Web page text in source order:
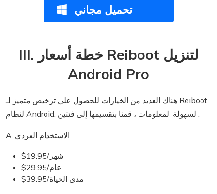
تحميل مجاني
III. خطة أسعار Reiboot لتنزيل
Android Pro
هناك العديد من الخيارات للحصول على ترخيص متميز لـ Reiboot
لنظام Android. لسهولة المعلومات ، قمنا بتقسيمها إلى فئتين .
A. الاستخدام الفردي
$19.95/شهر
$29.95/عام
$39.95/مدى الحياة